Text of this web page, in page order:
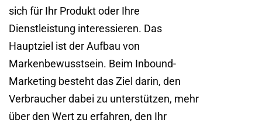
sich für Ihr Produkt oder Ihre
Dienstleistung interessieren. Das
Hauptziel ist der Aufbau von
Markenbewusstsein. Beim Inbound-
Marketing besteht das Ziel darin, den
Verbraucher dabei zu unterstützen, mehr
über den Wert zu erfahren, den Ihr